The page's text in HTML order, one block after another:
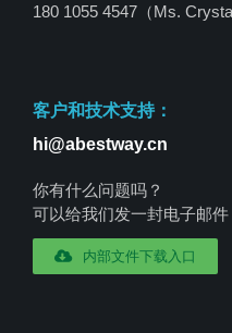
180 1055 4547 （Ms.
客户和技术支持：
hi@abestway.cn
你有什么问题吗？
可以给我们发一封电子邮件
内部文件下载入口